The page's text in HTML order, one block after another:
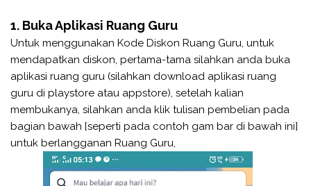
1. Buka Aplikasi Ruang Guru
Untuk menggunakan Kode Diskon Ruang Guru, untuk
mendapatkan diskon, pertama-tama silahkan anda buka
aplikasi ruang guru (silahkan download aplikasi ruang
guru di playstore atau appstore), setelah kalian
membukanya, silahkan anda klik tulisan pembelian pada
bagian bawah [seperti pada contoh gam bar di bawah ini]
untuk berlangganan Ruang Guru,